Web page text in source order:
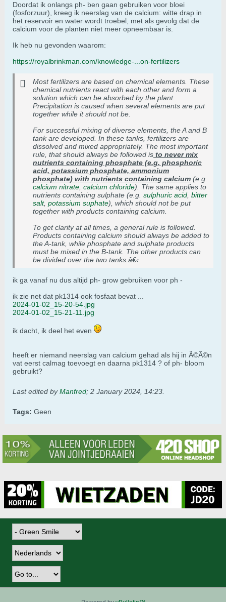
Doordat ik onlangs ph- ben gaan gebruiken voor bloei
(fosforzuur), kreeg ik neerslag van de calcium: witte drap in
het reservoir en water wordt troebel, met als gevolg dat de
calcium voor de planten niet meer opneembaar is.
Ik heb nu gevonden waarom:
https://royalbrinkman.com/knowledge-...on-fertilizers
Most fertilizers are based on chemical elements. These
chemical nutrients react with each other and form a
solution which can be absorbed by the plant.
Precipitation is caused when several elements are put
together while it should not be.
For successful mixing of diverse elements, the A and B
tank are developed. In these tanks, fertilizers are
dissolved and mixed appropriately. The most important
rule, that should always be followed is to never mix
nutrients containing phosphate (e.g. phosphoric
acid, potassium phosphate, ammonium
phosphate) with nutrients containing calcium (e.g.
calcium nitrate calcium chloride). The same applies to
nutrients containing sulphate (e.g. sulphuric acid bitter
salt, potassium suphate), which should not be put
together with products containing calcium.
To get clarity at all times, a general rule is followed.
Products containing calcium should always be added to
the A-tank, while phosphate and sulphate products
must be mixed in the B-tank. The other products can
be divided over the two tanks.â€‹
ik ga vanaf nu dus altijd ph- grow gebruiken voor ph -
ik zie net dat pk1314 ook fosfaat bevat ...
2024-01-02_15-20-54.jpg
2024-01-02_15-21-11.jpg
ik dacht, ik deel het even
heeft er niemand neerslag van calcium gehad als hij in Ã©Ã©n
vat eerst calmag toevoegt en daarna pk1314 ? of ph- bloom
gebruikt?
Last edited byManfred; 2 January 2024, 14:23
Tags: Geen